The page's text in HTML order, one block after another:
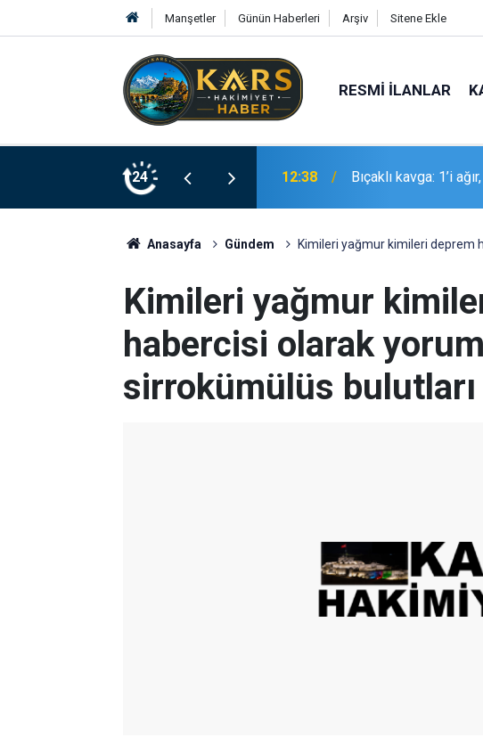
Manşetler Günün Haberleri Arşiv Sitene Ekle
RESMI İLANLAR
24 12:33 14 yaşındaki Buğra
Anasayfa Gündem Kimileri yağmur kimileri deprem
Kimileri yağmur
habercisi olarak
sirrokümülüs